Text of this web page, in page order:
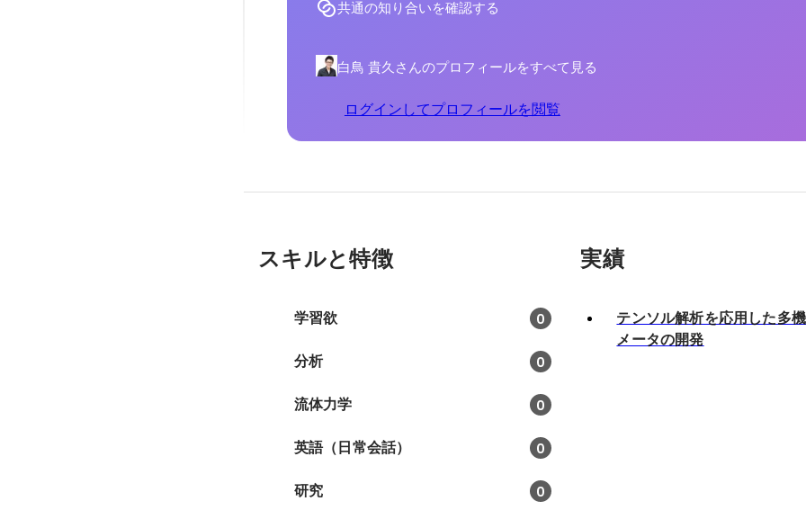
共通の知り合いを確認する
白鳥 貴久さんのプロフィールをすべて見る
ログインしてプロフィールを閲覧
スキルと特徴
学習欲 0
分析 0
流体力学 0
英語（日常会話） 0
研究 0
実績
テンソル解析を応用した多
メータの開発